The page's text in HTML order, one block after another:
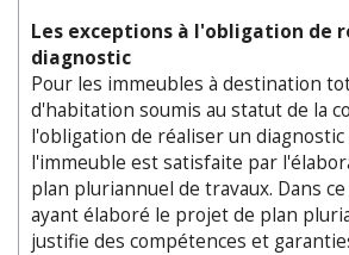
Les exceptions à l'obligation de
diagnostic
Pour les immeubles à destination
d'habitation soumis au statut de la
l'obligation de réaliser un
l'immeuble est satisfaite par
plan pluriannuel de travaux. Dans
ayant élaboré le projet de plan
justifie des compétences et